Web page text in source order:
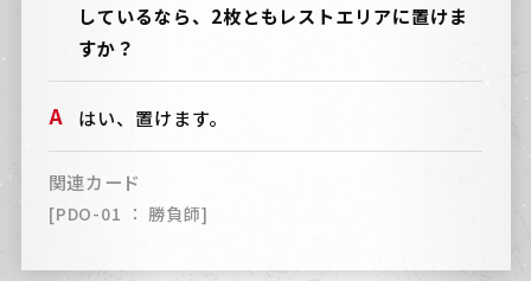
しているなら、2枚ともレストエリアに置けま
すか？
はい、置けます。
関連カード
[PDO-01 ： 勝負師]